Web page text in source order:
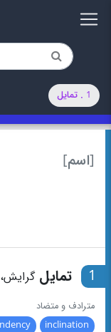
1 . تمایل
[اسم]
1 تمایل
مترادف و متضاد
inclination